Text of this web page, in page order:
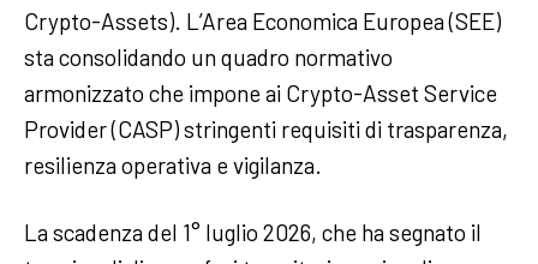
Crypto-Assets). L’Area Economica Europea (SEE)
sta consolidando un quadro normativo
armonizzato che impone ai Crypto-Asset Service
Provider (CASP) stringenti requisiti di trasparenza,
resilienza operativa e vigilanza.
La scadenza del 1° luglio 2026, che ha segnato il